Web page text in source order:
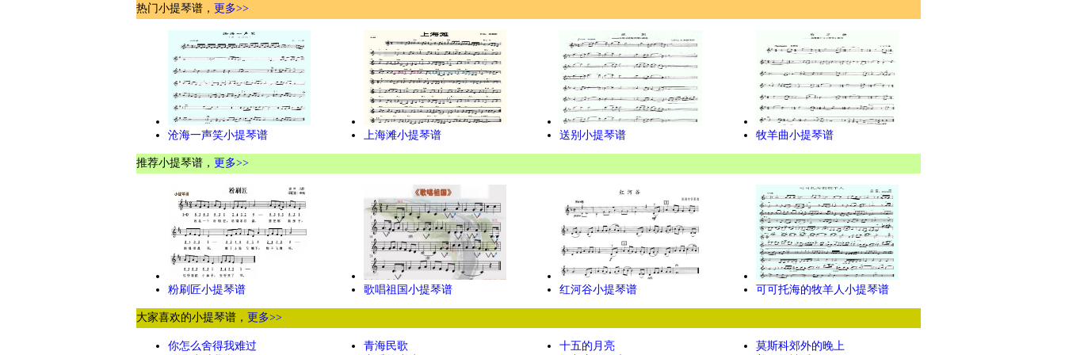
热门小提琴谱， 更多>>
沧海一声笑小提琴谱 上海滩小提琴谱 送别小提琴谱 牧羊曲小提琴谱
推荐小提琴谱， 更多>>
粉刷匠小提琴谱 歌唱祖国小提琴谱 红河谷小提琴谱 可可托海的牧羊人小提琴谱
大家喜欢的小提琴谱， 更多>>
你怎么舍得我难过
青海民歌
十五的月亮
莫斯科郊外的晚上